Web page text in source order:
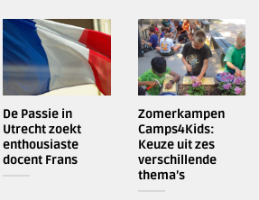
De Passie in
Utrecht zoekt
enthousiaste
docent Frans
Zomerkampen
Camps4Kids:
Keuze uit zes
verschillende
thema’s